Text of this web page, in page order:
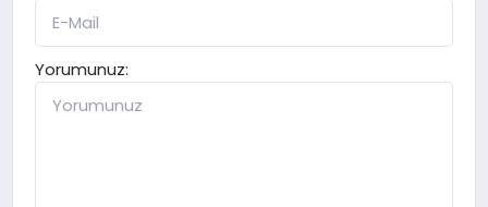
Yorumunuz: